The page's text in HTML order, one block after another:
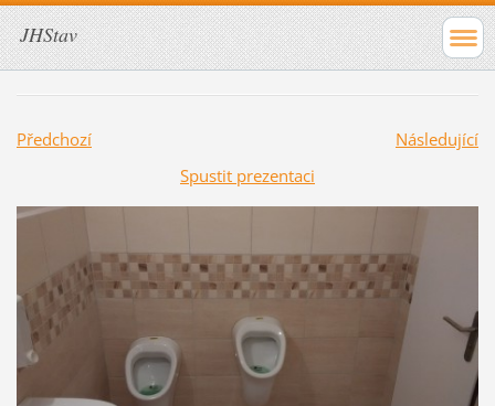
JHStav
Předchozí
Následující
Spustit prezentaci